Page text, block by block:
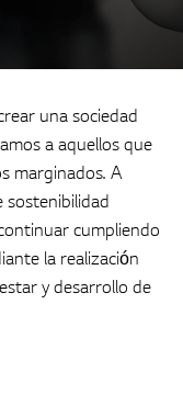
una sociedad
a aquellos que
marginados. A
sostenibilidad
cumpliendo
la realización
y desarrollo de